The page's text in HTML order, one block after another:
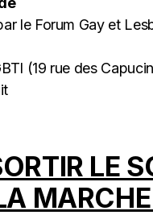
le Forum Gay et
(19 rue des
LE